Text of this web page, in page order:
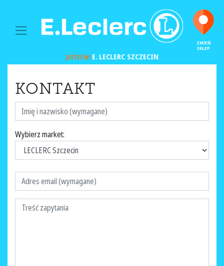
MAIN NAVIGATION
ZMIEŃ
SKLEP
JESTEŚ W: E. LECLERC SZCZECIN
KONTAKT
Wybierz market: